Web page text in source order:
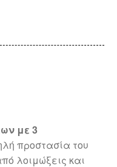
με 3
προστασία του
λοιμώξεις και